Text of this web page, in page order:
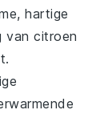
hartige
vancitroen